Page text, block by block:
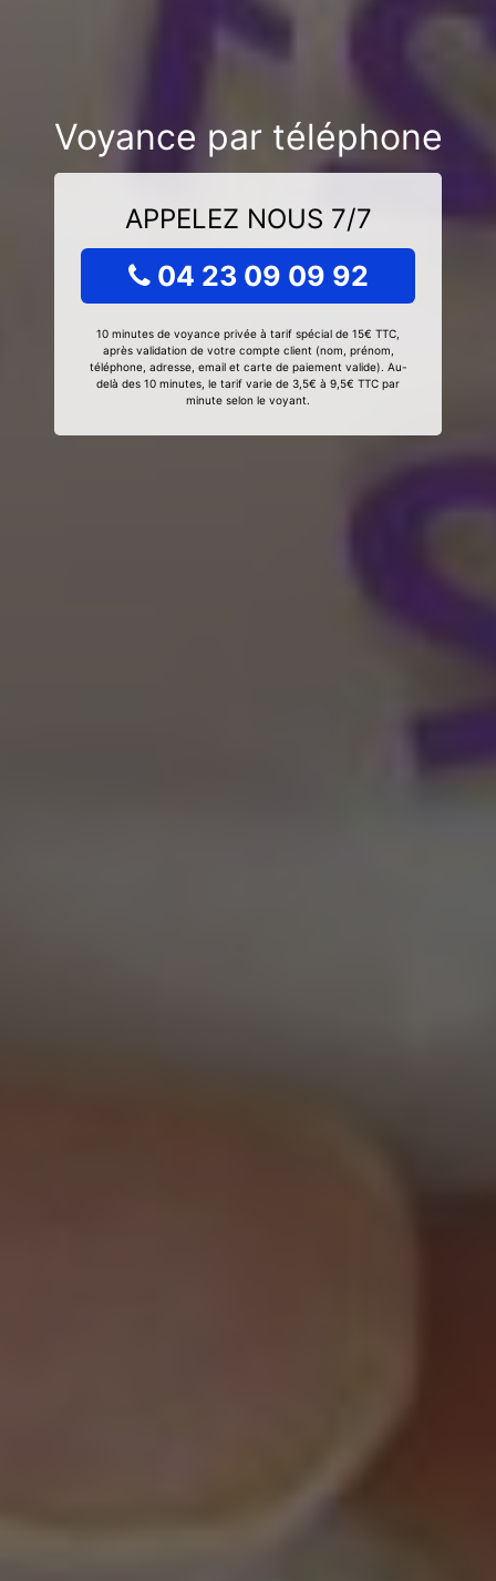
Voyance par téléphone
APPELEZ NOUS 7/7
04 23 09 09 92
10 minutes de voyance privée à tarif spécial de 15€ TTC,
après validation de votre compte client (nom, prénom,
téléphone, adresse, email et carte de paiement valide). Au-
delà des 10 minutes, le tarif varie de 3,5€ à 9,5€ TTC par
minute selon le voyant.